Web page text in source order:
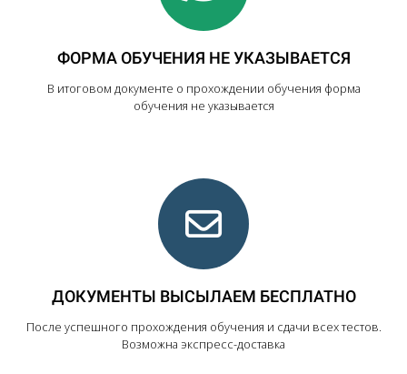
ФОРМА ОБУЧЕНИЯ НЕ УКАЗЫВАЕТСЯ
В итоговом документе о прохождении обучения форма
обучения не указывается
ДОКУМЕНТЫ ВЫСЫЛАЕМ БЕСПЛАТНО
После успешного прохождения обучения и сдачи всех тестов.
Возможна экспресс-доставка